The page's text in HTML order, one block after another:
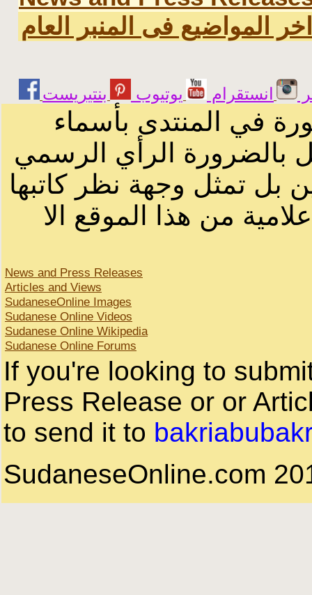
اخر المواضيع فى المنبر العام
انستقرام يوتيوب
في المنتدى بأسماء
بالضرورة الرأي الرسمي
بل تمثل وجهة نظر كاتبها
من هذا الموقع الا
News and Press Releases
Articles and Views
SudaneseOnline Images
Sudanese Online Videos
Sudanese Online Wikipedia
Sudanese Online Forums
If you're looking to
Press Release or or
to send it to